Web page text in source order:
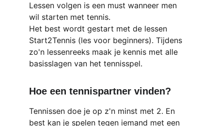
Lessen volgen is een must wanneer men
wil starten met tennis.
Het best wordt gestart met de lessen
Start2Tennis (les voor beginners). Tijdens
zo'n lessenreeks maak je kennis met alle
basisslagen van het tennisspel.
Hoe een tennispartner vinden?
Tennissen doe je op z'n minst met 2. En
best kan je spelen tegen iemand met een